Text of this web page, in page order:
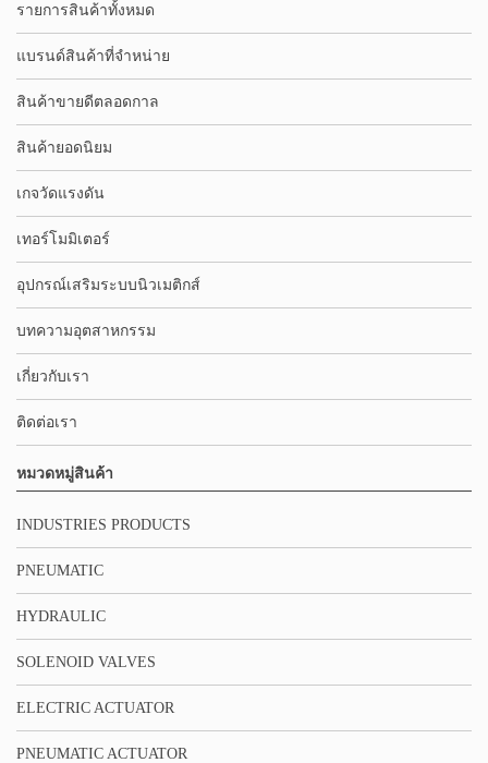
รายการสินค้าทั้งหมด
แบรนด์สินค้าที่จำหน่าย
สินค้าขายดีตลอดกาล
สินค้ายอดนิยม
เกจวัดแรงดัน
เทอร์โมมิเตอร์
อุปกรณ์เสริมระบบนิวเมติกส์
บทความอุตสาหกรรม
เกี่ยวกับเรา
ติดต่อเรา
หมวดหมู่สินค้า
INDUSTRIES PRODUCTS
PNEUMATIC
HYDRAULIC
SOLENOID VALVES
ELECTRIC ACTUATOR
PNEUMATIC ACTUATOR